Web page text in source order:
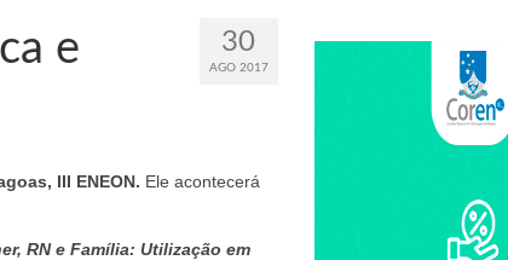
30
AGO 2017
e
III ENEON. Ele acontecerá
RN e Família: Utilização em